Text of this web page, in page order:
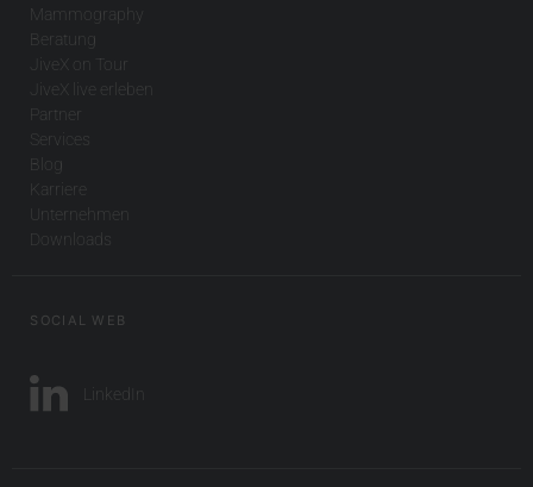
Mammography
Beratung
JiveX on Tour
JiveX live erleben
Partner
Services
Blog
Karriere
Unternehmen
Downloads
SOCIAL WEB
LinkedIn